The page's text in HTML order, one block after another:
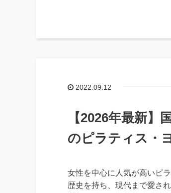
2022.09.12
【2026年最新
のピラティス・
女性を中心に人気が高いピ
歴史を持ち、現代まで愛さ